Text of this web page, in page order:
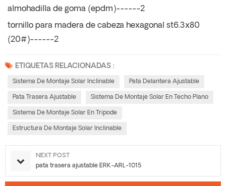
almohadilla de goma (epdm)------2
tornillo para madera de cabeza hexagonal st6.3x80
(20#)------2
ETIQUETAS RELACIONADAS :
Sistema De Montaje Solar Inclinable Pata Delantera Ajustable
Pata Trasera Ajustable Sistema De Montaje Solar En Techo Plano
Sistema De Montaje Solar En Trípode
Estructura De Montaje Solar Inclinable
NEXT POST
pata trasera ajustable ERK-ARL-1015